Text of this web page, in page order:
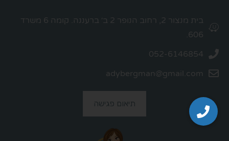
בית מנצור 2, רחוב הנופר 2 ב׳ ברעננה. קומה 6 משרד
606.
052-6146854
adybergman@gmail.com
תיאום פגישה